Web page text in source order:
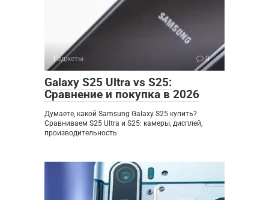
Гаджеты 0
Galaxy S25 Ultra vs S25:
Сравнение и покупка в 2026
Думаете, какой Samsung Galaxy S25 купить?
Сравниваем S25 Ultra и S25: камеры, дисплей,
производительность